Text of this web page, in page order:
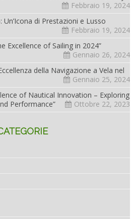
Febbraio 19, 2024
Un’Icona di Prestazioni e Lusso
Febbraio 19, 2024
Excellence of Sailing in 2024”
Gennaio 26, 2024
della Navigazione a Vela nel
Gennaio 25, 2024
of Nautical Innovation – Exploring
Performance”
Ottobre 22, 2023